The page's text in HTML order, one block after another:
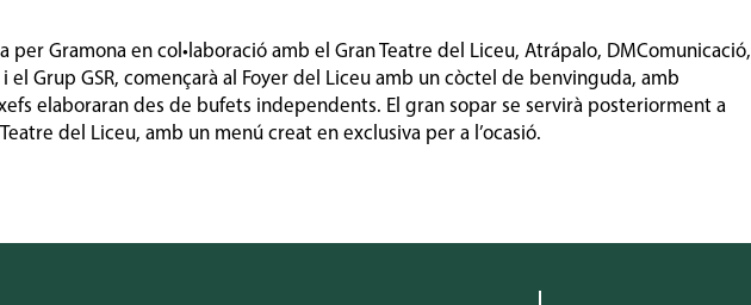
per Gramona en col•laboració amb el Gran Teatre del Liceu, Atrápalo, DMComunicació,
el Grup GSR, començarà al Foyer del Liceu amb un còctel de benvinguda, amb
elaboraran des de bufets independents. El gran sopar se servirà posteriorment a
Teatre del Liceu, amb un menú creat en exclusiva per a l’ocasió.